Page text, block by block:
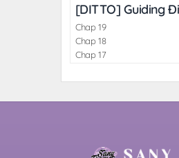
[DITTO] Guiding
Chap 19
Chap 18
Chap 17